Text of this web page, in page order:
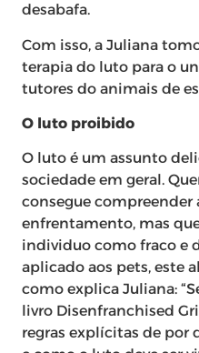
desabafa.
Com isso, a Juliana
terapia do luto para o
tutores do animais de
O luto proibido
O luto é um assunto
sociedade em geral.
consegue compreender
enfrentamento, mas
individuo como fraco e
aplicado aos pets, este
como explica Juliana:
livro Disenfranchised
regras explícitas de por